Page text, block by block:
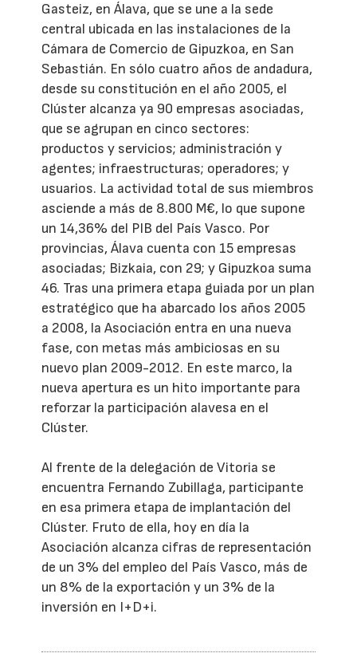
Gasteiz, en Álava, que se une a la sede
central ubicada en las instalaciones de la
Cámara de Comercio de Gipuzkoa, en San
Sebastián. En sólo cuatro años de andadura,
desde su constitución en el año 2005, el
Clúster alcanza ya 90 empresas asociadas,
que se agrupan en cinco sectores:
productos y servicios; administración y
agentes; infraestructuras; operadores; y
usuarios. La actividad total de sus miembros
asciende a más de 8.800 M€, lo que supone
un 14,36% del PIB del País Vasco. Por
provincias, Álava cuenta con 15 empresas
asociadas; Bizkaia, con 29; y Gipuzkoa suma
46. Tras una primera etapa guiada por un plan
estratégico que ha abarcado los años 2005
a 2008, la Asociación entra en una nueva
fase, con metas más ambiciosas en su
nuevo plan 2009-2012. En este marco, la
nueva apertura es un hito importante para
reforzar la participación alavesa en el
Clúster.
Al frente de la delegación de Vitoria se
encuentra Fernando Zubillaga, participante
en esa primera etapa de implantación del
Clúster. Fruto de ella, hoy en día la
Asociación alcanza cifras de representación
de un 3% del empleo del País Vasco, más de
un 8% de la exportación y un 3% de la
inversión en I+D+i.